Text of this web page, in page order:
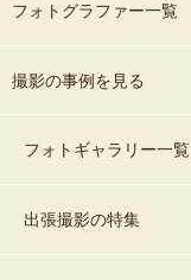
フォトグラファー一覧
撮影の事例を見る
フォトギャラリー一覧
出張撮影の特集